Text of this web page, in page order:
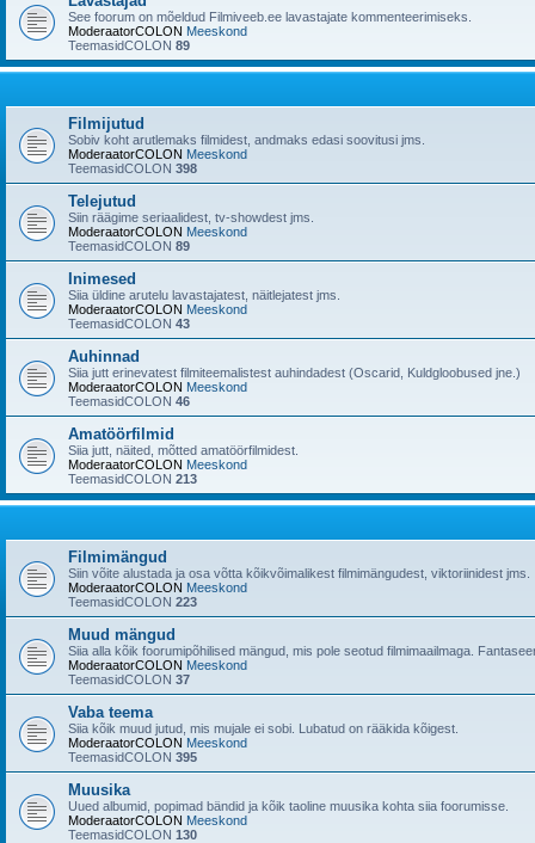
See foorum on mõeldud Filmiveeb.ee lavastajate kommenteerimiseks.
ModeraatorCOLON Meeskond
TeemasidCOLON 89
Filmijutud
Sobiv koht arutlemaks filmidest, andmaks edasi soovitusi jms.
ModeraatorCOLON Meeskond
TeemasidCOLON 398
Telejutud
Siin räägime seriaalidest, tv-showdest jms.
ModeraatorCOLON Meeskond
TeemasidCOLON 89
Inimesed
Siia üldine arutelu lavastajatest, näitlejatest jms.
ModeraatorCOLON Meeskond
TeemasidCOLON 43
Auhinnad
Siia jutt erinevatest filmiteemalistest auhindadest (Oscarid, Kuldgloobused jne.)
ModeraatorCOLON Meeskond
TeemasidCOLON 46
Amatöörfilmid
Siia jutt, näited, mõtted amatöörfilmidest.
ModeraatorCOLON Meeskond
TeemasidCOLON 213
Filmimängud
Siin võite alustada ja osa võtta kõikvõimalikest filmimängudest, viktoriinidest jms.
ModeraatorCOLON Meeskond
TeemasidCOLON 223
Muud mängud
Siia alla kõik foorumipõhilised mängud, mis pole seotud filmimaailmaga.
ModeraatorCOLON Meeskond
TeemasidCOLON 37
Vaba teema
Siia kõik muud jutud, mis mujale ei sobi. Lubatud on rääkida kõigest.
ModeraatorCOLON Meeskond
TeemasidCOLON 395
Muusika
Uued albumid, popimad bändid ja kõik taoline muusika kohta siia foorumisse.
ModeraatorCOLON Meeskond
TeemasidCOLON 130